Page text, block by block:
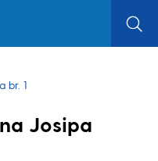
br. 1
Josipa